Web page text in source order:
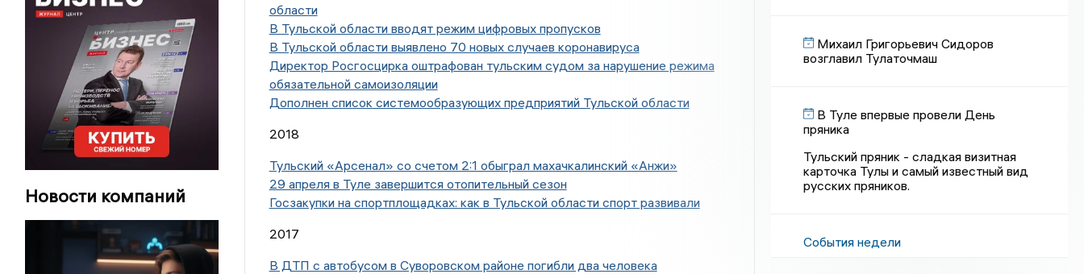
Новости компаний
области
В Тульской области вводят режим цифровых пропусков
В Тульской области выявлено 70 новых случаев коронавируса
Директор Росгосцирка оштрафован тульским судом за нарушение режима
обязательной самоизоляции
Дополнен список системообразующих предприятий Тульской области
2018
Тульский «Арсенал» со счетом 2:1 обыграл махачкалинский «Анжи»
29 апреля в Туле завершится отопительный сезон
Госзакупки на спортплощадках: как в Тульской области спорт развивали
2017
В ДТП с автобусом в Суворовском районе погибли два человека
Михаил Григорьевич Сидоров
возглавил Тулаточмаш
В Туле впервые провели День
пряника
Тульский пряник - сладкая визитная
карточка Тулы и самый известный вид
русских пряников.
События недели